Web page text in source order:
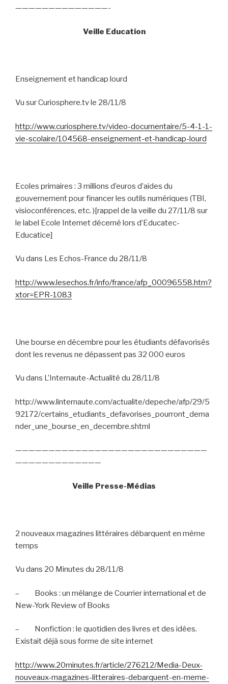
——————————————-
Veille Education
Enseignement et handicap lourd
Vu sur Curiosphere.tv le 28/11/8
http://www.curiosphere.tv/video-documentaire/5-4-1-1-
vie-scolaire/104568-enseignement-et-handicap-lourd
Ecoles primaires : 3 millions d’euros d’aides du
gouvernement pour financer les outils numériques (TBI,
visioconférences, etc. )[rappel de la veille du 27/11/8 sur
le label Ecole Internet décerné lors d’Educatec-
Educatice]
Vu dans Les Echos-France du 28/11/8
http://www.lesechos.fr/info/france/afp_00096558.htm?
xtor=EPR-1083
Une bourse en décembre pour les étudiants défavorisés
dont les revenus ne dépassent pas 32 000 euros
Vu dans L’Internaute-Actualité du 28/11/8
http://www.linternaute.com/actualite/depeche/afp/29/5
92172/certains_etudiants_defavorises_pourront_dema
nder_une_bourse_en_decembre.shtml
—————————————————————————————
—————————————
Veille Presse-Médias
2 nouveaux magazines littéraires débarquent en même
temps
Vu dans 20 Minutes du 28/11/8
–
Books : un mélange de Courrier international et de
New-York Review of Books
–
Nonfiction : le quotidien des livres et des idées.
Existait déjà sous forme de site internet
http://www.20minutes.fr/article/276212/Media-Deux-
nouveaux-magazines-litteraires-debarquent-en-meme-